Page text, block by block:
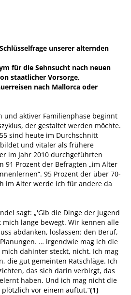
unserer alternden
für die Sehnsucht nach neuen
staatlicher Vorsorge,
nach Mallorca oder
und aktiver Familienphase beginnt
der gestaltet werden möchte.
sind heute im Durchschnitt
und vitaler als frühere
im Jahr 2010 durchgeführten
91 Prozent der Befragten „im Alter
95 Prozent der über 70-
im Alter werde ich für andere da
sagt: „'Gib die Dinge der Jugend
mich lange bewegt. Wir kennen alle
abdanken, loslassen: den Beruf,
… irgendwie mag ich die
dahinter steckt, nicht. Ich mag
die gut gemeinten Ratschläge. Ich
das sich darin verbirgt, das
haben. Und ich mag nicht die
vor einem auftut.“(1)